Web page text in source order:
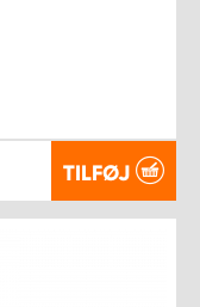
TILFØJ